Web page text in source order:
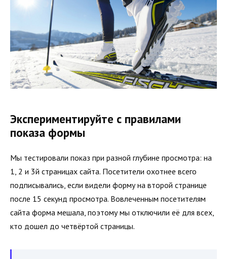
Экспериментируйте с правилами
показа формы
Мы тестировали показ при разной глубине просмотра: на
1, 2 и 3й страницах сайта. Посетители охотнее всего
подписывались, если видели форму на второй странице
после 15 секунд просмотра. Вовлеченным посетителям
сайта форма мешала, поэтому мы отключили её для всех,
кто дошел до четвёртой страницы.